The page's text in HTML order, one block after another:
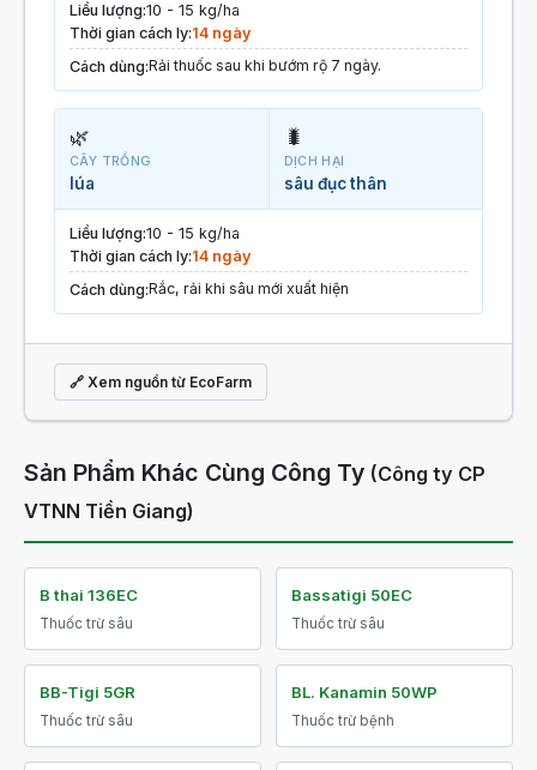
Liều lượng:10 - 15 kg/ha
Thời gian cách ly:14 ngày
Cách dùng:Rải thuốc sau khi bướm rộ 7 ngày.
🌿
CÂY TRỒNG
lúa
🐛
DỊCH HẠI
sâu đục thân
Liều lượng:10 - 15 kg/ha
Thời gian cách ly:14 ngày
Cách dùng:Rắc, rải khi sâu mới xuất hiện
🔗 Xem nguồn từ EcoFarm
Sản Phẩm Khác Cùng Công Ty (Công ty CP
VTNN Tiền Giang)
B thai 136EC
Thuốc trừ sâu
Bassatigi 50EC
Thuốc trừ sâu
BB-Tigi 5GR
Thuốc trừ sâu
BL. Kanamin 50WP
Thuốc trừ bệnh